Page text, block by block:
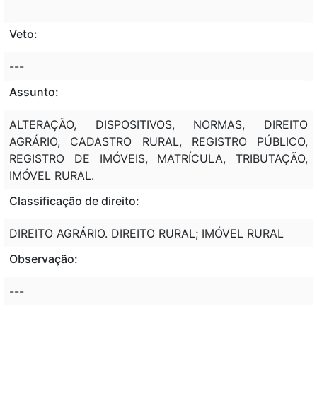
Veto:
---
Assunto:
ALTERAÇÃO, DISPOSITIVOS, NORMAS, DIREITO
AGRÁRIO, CADASTRO RURAL, REGISTRO PÚBLICO,
REGISTRO DE IMÓVEIS, MATRÍCULA, TRIBUTAÇÃO,
IMÓVEL RURAL.
Classificação de direito:
DIREITO AGRÁRIO. DIREITO RURAL; IMÓVEL RURAL
Observação:
---